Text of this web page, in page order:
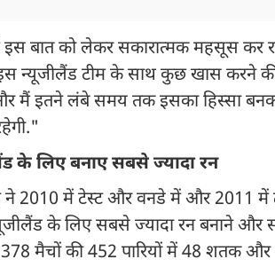
बात को लेकर सकारात्मक महसूस कर
न्यूजीलैंड टीम के साथ कुछ खास करने
मैं इतने लंबे समय तक इसका हिस्सा
के लिए बनाए सबसे ज्यादा रन
2010 में टेस्ट और वनडे में और 2011 में
के लिए सबसे ज्यादा रन बनाने
378 मैचों की 452 पारियों में 48 शतक